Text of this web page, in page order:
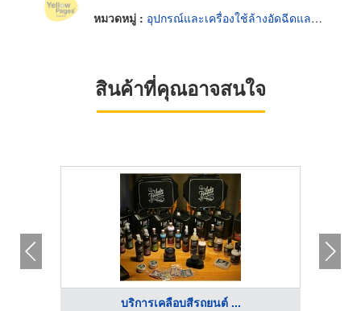
หมวดหมู่ : อุปกรณ์และเครื่องใช้ล้างอัดฉีดและขัดมันรถยนต์
สินค้าที่คุณอาจสนใจ
บริการเคลือบสีรถยนต์ ...